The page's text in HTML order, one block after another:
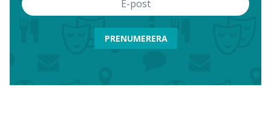
PRENUMERERA